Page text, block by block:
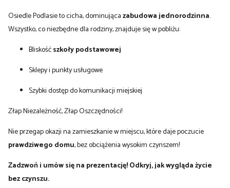
Osiedle Podlasie to cicha, dominującazabudowa jednorodzinna.
Wszystko, co niezbędne dla rodziny, znajduje się w pobliżu:
Bliskośćszkoły podstawowej
Sklepy i punkty usługowe
Szybki dostęp do komunikacji miejskiej
Złap Niezależność, Złap Oszczędności!
Nie przegap okazji na zamieszkanie w miejscu, które daje poczucie
prawdziwego domu, bez obciążenia wysokim czynszem!
Zadzwoń i umów się na prezentację! Odkryj, jak wygląda życie
bez czynszu.